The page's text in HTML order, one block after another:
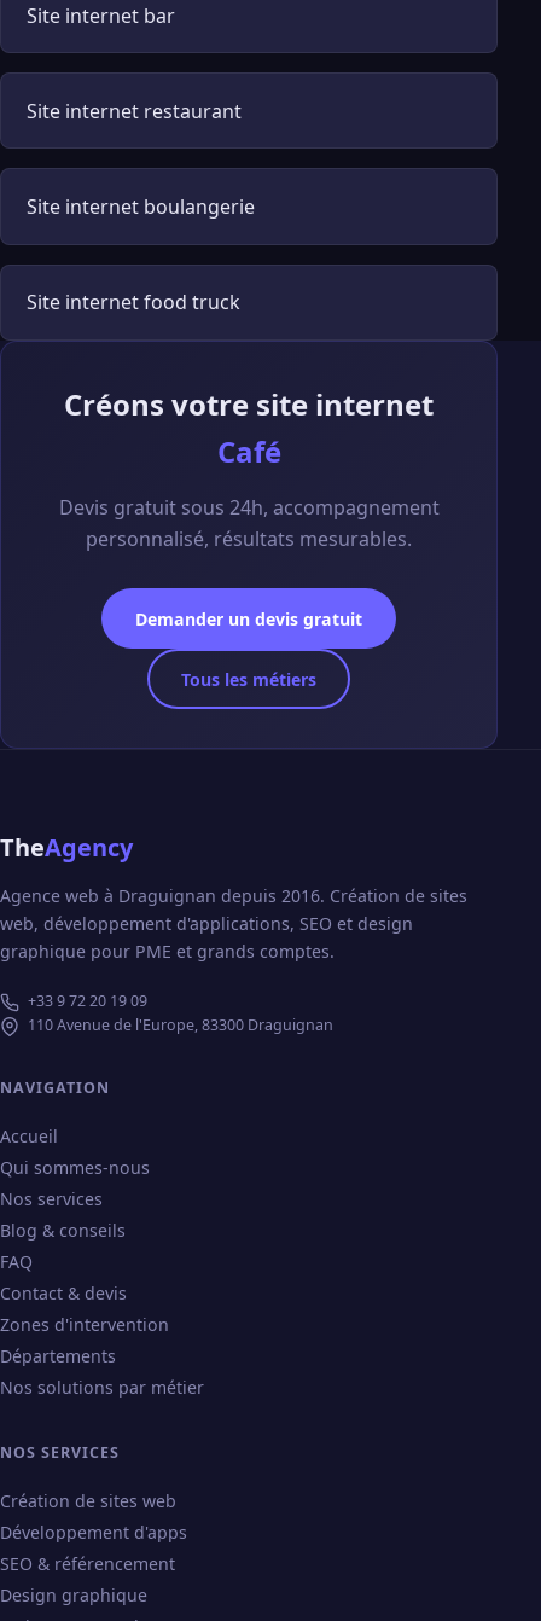
Site internet bar
Site internet restaurant
Site internet boulangerie
Site internet food truck
Créons votre site internet
Café
Devis gratuit sous 24h, accompagnement
personnalisé, résultats mesurables.
Demander un devis gratuit
Tous les métiers
TheAgency
Agence web à Draguignan depuis 2016. Création de sites
web, développement d'applications, SEO et design
graphique pour PME et grands comptes.
+33 9 72 20 19 09
110 Avenue de l'Europe, 83300 Draguignan
NAVIGATION
Accueil
Qui sommes-nous
Nos services
Blog & conseils
FAQ
Contact & devis
Zones d'intervention
Départements
Nos solutions par métier
NOS SERVICES
Création de sites web
Développement d'apps
SEO & référencement
Design graphique